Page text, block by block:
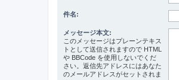
件名:
メッセージ本文:
このメッセージはプレーンテキス
トとして送信されますので HTML
や BBCode を使用しないでくだ
さい。返信先アドレスにはあなた
のメールアドレスがセットされま